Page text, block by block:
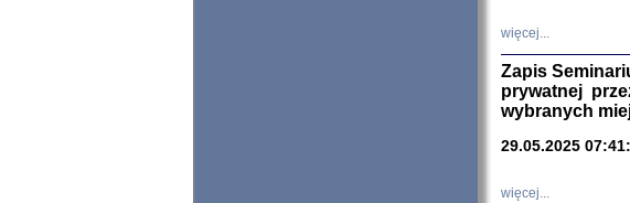
więcej...
Zapis
prywatnej
wybranych
29.05.2025
więcej...